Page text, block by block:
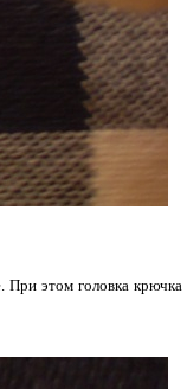
этом головка